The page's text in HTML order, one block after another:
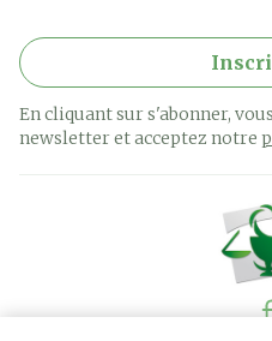
En cliquant sur s'abonner,
newsletter et acceptez notre